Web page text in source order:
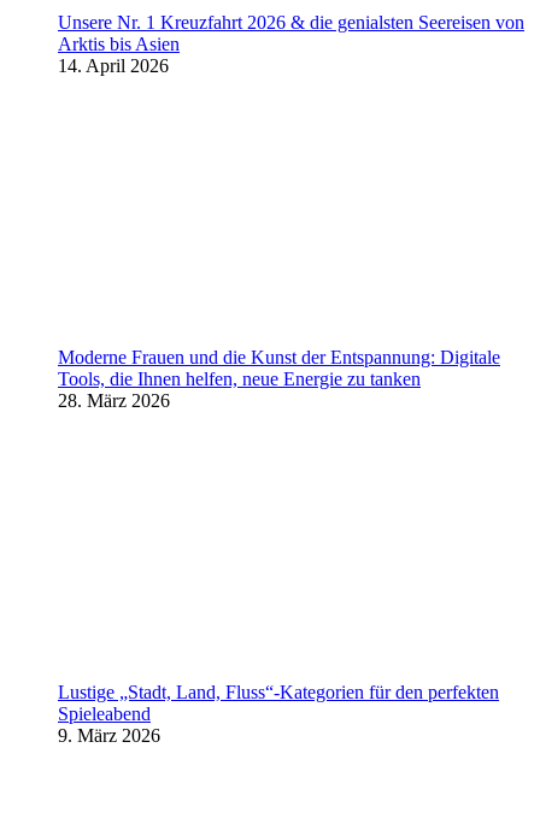
Unsere Nr. 1 Kreuzfahrt 2026 & die genialsten Seereisen von
Arktis bis Asien
14. April 2026
Moderne Frauen und die Kunst der Entspannung: Digitale
Tools, die Ihnen helfen, neue Energie zu tanken
28. März 2026
Lustige „Stadt, Land, Fluss“-Kategorien für den perfekten
Spieleabend
9. März 2026